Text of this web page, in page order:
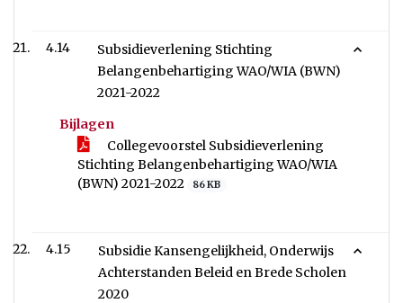
4.14
Subsidieverlening Stichting
Belangenbehartiging WAO/WIA (BWN)
2021-2022
Bijlagen
Collegevoorstel Subsidieverlening
Stichting Belangenbehartiging WAO/WIA
(BWN) 2021-2022
86 KB
4.15
Subsidie Kansengelijkheid, Onderwijs
Achterstanden Beleid en Brede Scholen
2020